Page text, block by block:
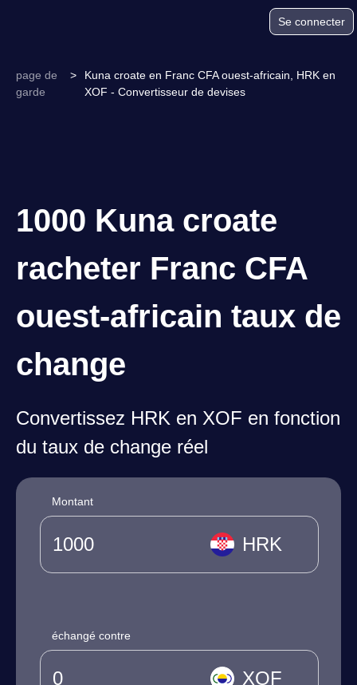
Se connecter
page de
garde
>
Kuna croate en Franc CFA ouest-africain, HRK en
XOF - Convertisseur de devises
1000 Kuna croate
racheter Franc CFA
ouest-africain taux de
change
Convertissez HRK en XOF en fonction
du taux de change réel
Montant
HRK
échangé contre
XOF